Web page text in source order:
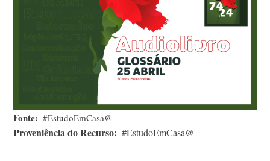
Fonte #EstudoEmCasa@
Proveniência do Recurso #EstudoEmCasa@